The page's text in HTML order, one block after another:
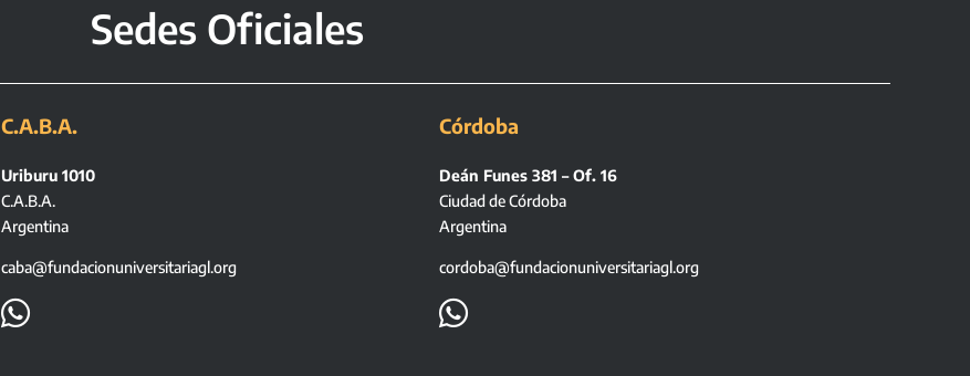
Sedes Oficiales
C.A.B.A.
Uriburu 1010
C.A.B.A.
Argentina
caba@fundacionuniversitariagl.org

Córdoba
Deán Funes 381 – Of. 16
Ciudad de Córdoba
Argentina
cordoba@fundacionuniversitariagl.org
